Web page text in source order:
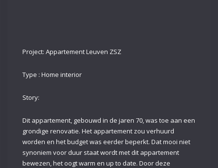
Project: Appartement Leuven ZSZ
Type : Home interior
Story:
Dit appartement, gebouwd in de jaren 70, was toe aan een
grondige renovatie. Het appartement zou verhuurd
worden en het budget was eerder beperkt. Dat mooi niet
synoniem voor duur staat wordt met dit appartement
bewezen, het oogt warm en up to date. Door deze